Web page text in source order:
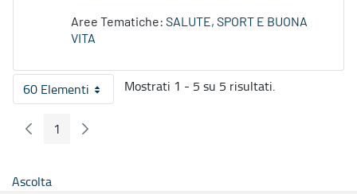
Aree Tematiche: SALUTE, SPORT E BUONA
VITA
60 ElementiPer pagina
Mostrati 1 - 5 su 5 risultati.
Pagina Precedente
Pagina
1 Pagina Seguente
Ascolta